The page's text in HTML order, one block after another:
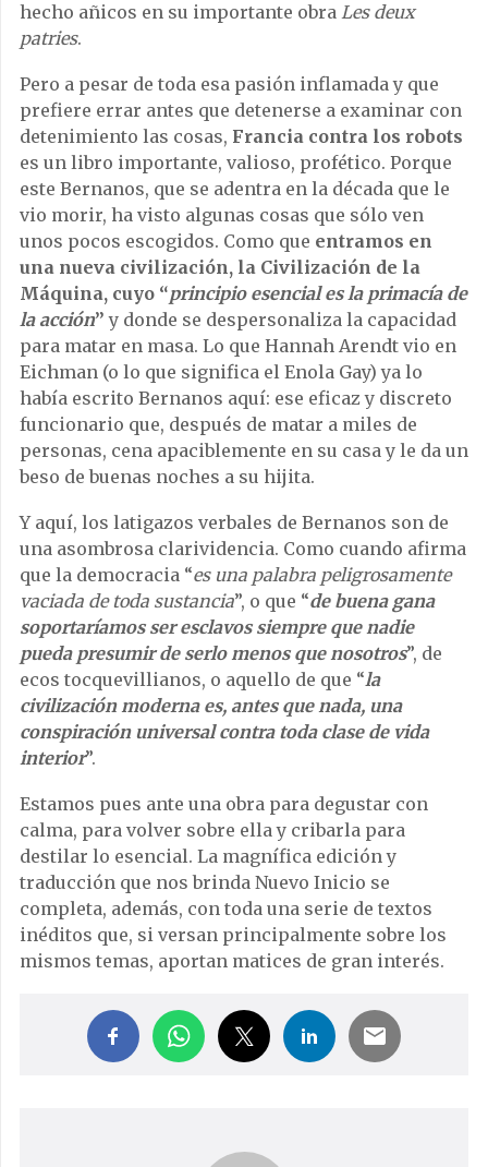
hecho añicos en su importante obra Les deux
patries.
Pero a pesar de toda esa pasión inflamada y que
prefiere errar antes que detenerse a examinar con
detenimiento las cosas, Francia contra los robots
es un libro importante, valioso, profético. Porque
este Bernanos, que se adentra en la década que le
vio morir, ha visto algunas cosas que sólo ven
unos pocos escogidos. Como que entramos en
una nueva civilización, la Civilización de la
Máquina, cuyo “principio esencial es la primacía de
la acción” y donde se despersonaliza la capacidad
para matar en masa. Lo que Hannah Arendt vio en
Eichman (o lo que significa el Enola Gay) ya lo
había escrito Bernanos aquí: ese eficaz y discreto
funcionario que, después de matar a miles de
personas, cena apaciblemente en su casa y le da un
beso de buenas noches a su hijita.
Y aquí, los latigazos verbales de Bernanos son de
una asombrosa clarividencia. Como cuando afirma
que la democracia “es una palabra peligrosamente
vaciada de toda sustancia”, o que “de buena gana
soportaríamos ser esclavos siempre que nadie
pueda presumir de serlo menos que nosotros”, de
ecos tocquevillianos, o aquello de que “la
civilización moderna es, antes que nada, una
conspiración universal contra toda clase de vida
interior”.
Estamos pues ante una obra para degustar con
calma, para volver sobre ella y cribarla para
destilar lo esencial. La magnífica edición y
traducción que nos brinda Nuevo Inicio se
completa, además, con toda una serie de textos
inéditos que, si versan principalmente sobre los
mismos temas, aportan matices de gran interés.